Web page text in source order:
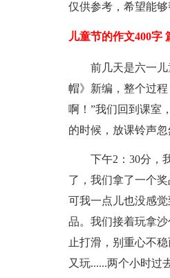
仅供参考，希望能够
儿童节的作文400字
前几天是六一
帽》新编，整个过
啊！”我们回到课室
的时候，放课铃声
下午2：30分，
了，我们拿了一个
可我一点儿也没感
品。我们接着玩拿
止打滑，别重心不
又玩......两个小时过